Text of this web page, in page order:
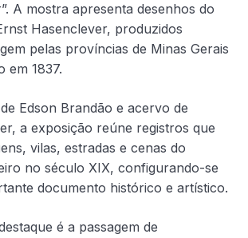
A mostra apresenta desenhos do
Hasenclever, produzidos
pelas províncias de Minas Gerais
em 1837.
Edson Brandão e acervo de
a exposição reúne registros que
vilas, estradas e cenas do
no século XIX, configurando-se
documento histórico e artístico.
é a passagem de